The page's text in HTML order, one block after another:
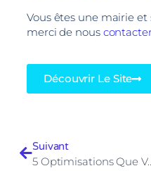
Vous êtes une mairie
merci de nous
Découvrir Le Site
Suivant
5 Optimisations Que Vous